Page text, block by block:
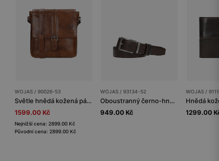
WOJAS / 90026-53
Světle hnědá kožená pánská taška přes rameno
1599.00 Kč
Nejnižší cena: 2899.00 Kč
Původní cena: 2899.00 Kč
WOJAS / 93134-52
Oboustranný černo-hnědý pánský pásek s otočnou přezkou
949.00 Kč
WOJAS /
1299.00